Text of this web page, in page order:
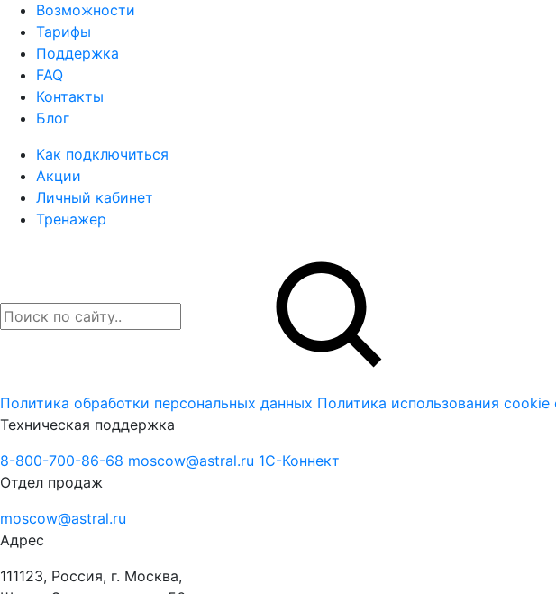
Возможности
Тарифы
Поддержка
FAQ
Контакты
Блог
Как подключиться
Акции
Личный кабинет
Тренажер
Политика обработки персональных данных Политика использования cookie
Техническая поддержка
8-800-700-86-68 moscow@astral.ru 1С-Коннект
Отдел продаж
moscow@astral.ru
Адрес
111123, Россия, г. Москва,